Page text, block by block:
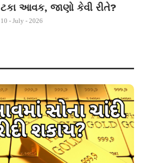
ટકા આવક, જાણો કેવી રીતે?
10 - July - 2026